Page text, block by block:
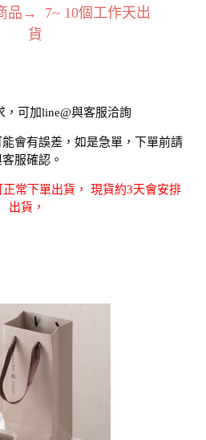
品→ 7~ 10個工作天出
貨
，可加line@與客服洽詢
會有誤差，如是急單，下單前請
服確認。
常下單出貨， 現貨約3天會安排
出貨，